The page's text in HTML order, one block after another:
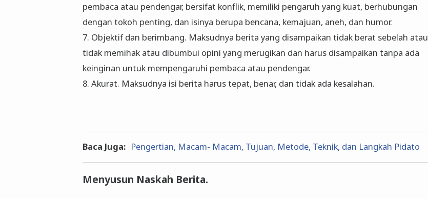
pembaca atau pendengar, bersifat konflik, memiliki pengaruh yang kuat, berhubungan
dengan tokoh penting, dan isinya berupa bencana, kemajuan, aneh, dan humor.
7. Objektif dan berimbang. Maksudnya berita yang disampaikan tidak berat sebelah atau
tidak memihak atau dibumbui opini yang merugikan dan harus disampaikan tanpa ada
keinginan untuk mempengaruhi pembaca atau pendengar.
8. Akurat. Maksudnya isi berita harus tepat, benar, dan tidak ada kesalahan.
Baca Juga: Pengertian, Macam- Macam, Tujuan, Metode, Teknik, dan Langkah Pidato
Menyusun Naskah Berita.